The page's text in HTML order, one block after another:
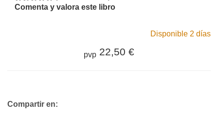
Comenta y valora este libro
Disponible 2 días
pvp 22,50 €
Compartir en: